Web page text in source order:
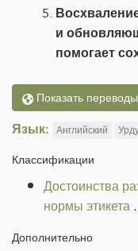
и
помогает
Показать переводы
Язык: Английский
Классификации
Достоинства
нормы этикета.
Дополнительно